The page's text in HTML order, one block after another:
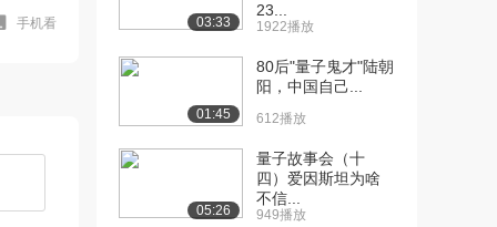
手机看 03:33
23...
1922播放
01:45
80后"量子鬼才"陆朝
阳，中国自己...
612播放
05:26
量子故事会（十
四）爱因斯坦为啥
不信...
949播放